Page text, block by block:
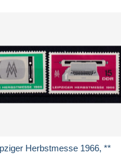
Herbstmesse 1966, **